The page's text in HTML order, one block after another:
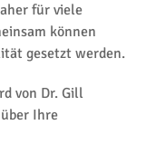
für viele
können
gesetzt werden.
von Dr. Gill
Ihre